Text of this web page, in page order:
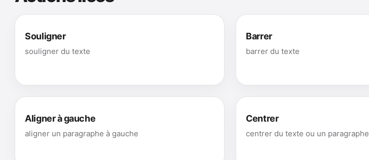
Souligner
souligner du texte
Barrer
barrer du texte
Aligner à gauche
aligner un paragraphe à gauche
Centrer
centrer du texte ou un paragraphe